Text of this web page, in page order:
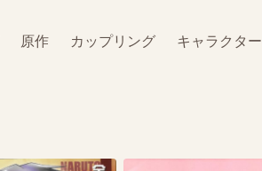
原作 カップリング キャラクター